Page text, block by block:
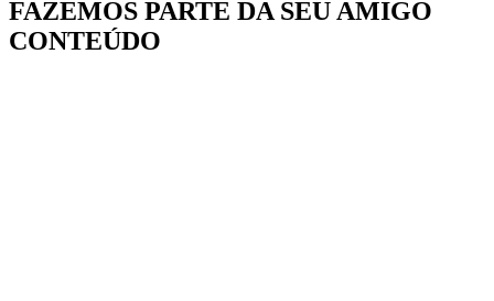
FAZEMOS PARTE DA SEU AMIGO
CONTEÚDO